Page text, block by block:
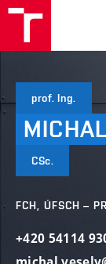
prof. Ing.
MICHAL
CSc.
FCH, ÚFSCH –
+420 54114